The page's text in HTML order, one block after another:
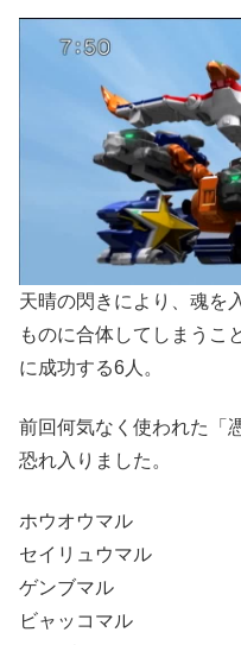
天晴の閃きにより、魂を
ものに合体してしまうこ
に成功する6人。
前回何気なく使われた「
恐れ入りました。
ホウオウマル
セイリュウマル
ゲンブマル
ビャッコマル